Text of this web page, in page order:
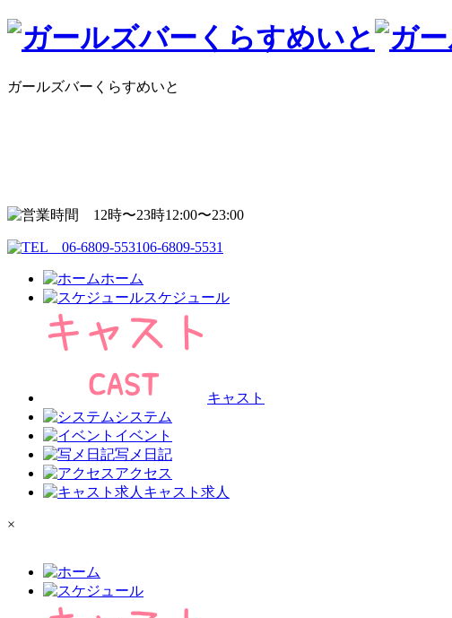
ガールズバーくらすめいと
12:00〜23:00
06-6809-5531
ホーム
スケジュール
キャスト
システム
イベント
写メ日記
アクセス
キャスト求人
×